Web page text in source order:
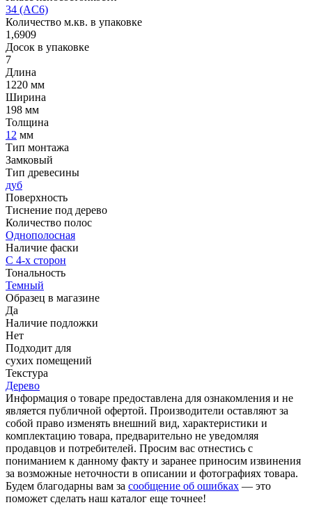
34 (AC6)
Количество м.кв. в упаковке
1,6909
Досок в упаковке
7
Длина
1220 мм
Ширина
198 мм
Толщина
12 мм
Тип монтажа
Замковый
Тип древесины
дуб
Поверхность
Тиснение под дерево
Количество полос
Однополосная
Наличие фаски
С 4-х сторон
Тональность
Темный
Образец в магазине
Да
Наличие подложки
Нет
Подходит для
cухих помещений
Текстура
Дерево
Информация о товаре предоставлена для ознакомления и не
является публичной офертой. Производители оставляют за
собой право изменять внешний вид, характеристики и
комплектацию товара, предварительно не уведомляя
продавцов и потребителей. Просим вас отнестись с
пониманием к данному факту и заранее приносим извинения
за возможные неточности в описании и фотографиях товара.
Будем благодарны вам за сообщение об ошибках — это
поможет сделать наш каталог еще точнее!